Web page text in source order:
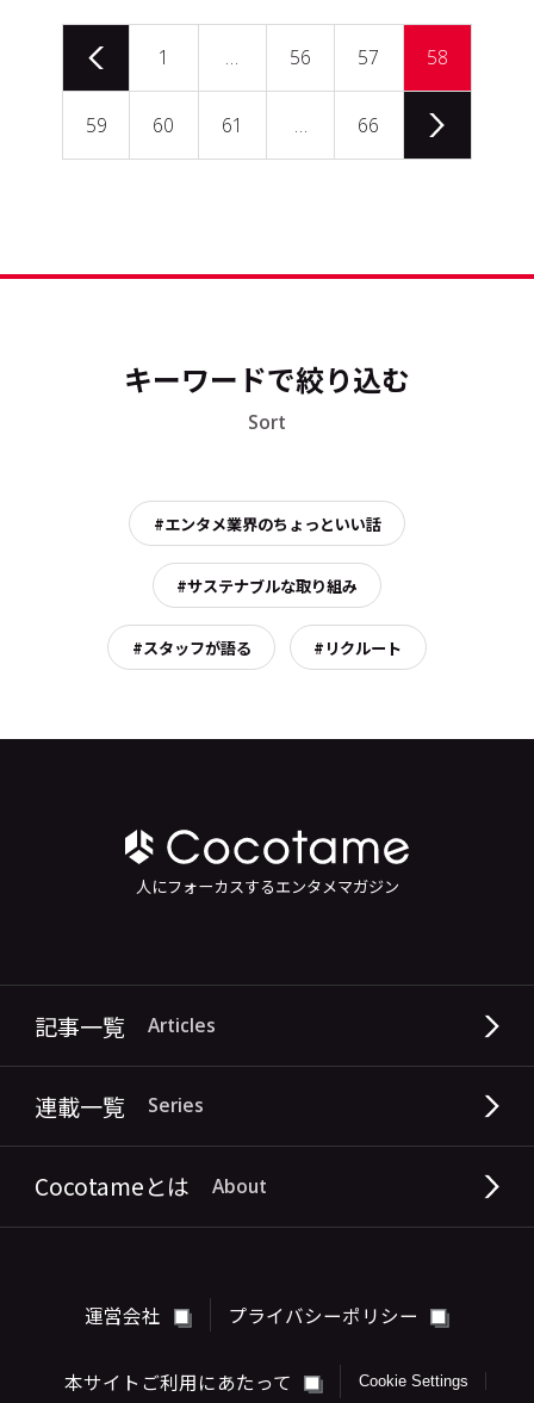
1 … 56 57 58
59 60 61 … 66
キーワードで絞り込む
Sort
#エンタメ業界のちょっといい話
#サステナブルな取り組み
#スタッフが語る #リクルート
人にフォーカスするエンタメマガジン
記事一覧 Articles
連載一覧 Series
Cocotameとは About
運営会社 プライバシーポリシー
本サイトご利用にあたって Cookie Settings